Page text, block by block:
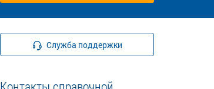
Служба поддержки